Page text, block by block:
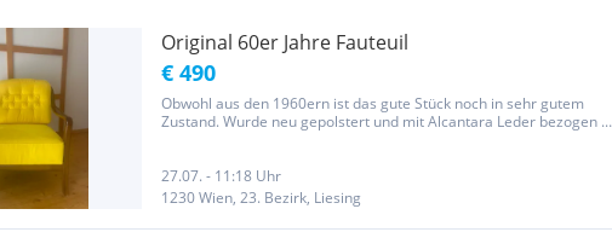
Original 60er Jahre Fauteuil
€ 490
Obwohl aus den 1960ern ist das gute Stück noch in sehr gutem
Zustand. Wurde neu gepolstert und mit Alcantara Leder bezogen .
27.07. - 11:18 Uhr
1230 Wien, 23. Bezirk, Liesing